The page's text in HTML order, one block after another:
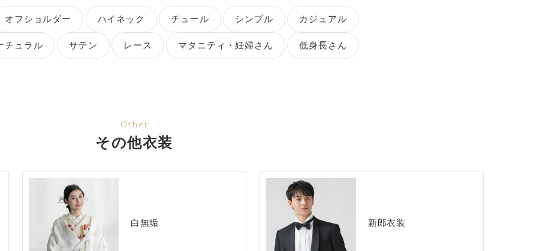
オフショルダー ハイネック チュール シンプル カジュアル
チュラル サテン レース マタニティ・妊婦さん 低身長さん
Other
その他衣装
白無垢 新郎衣装